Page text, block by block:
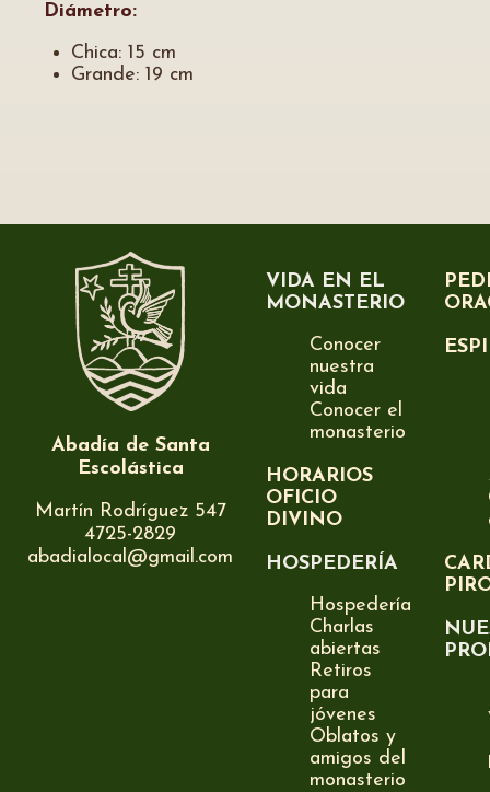
Diámetro:
Chica: 15 cm
Grande: 19 cm
Abadía de Santa
Escolástica
Martín Rodríguez 547
4725-2829
abadialocal@gmail.com
VIDA EN EL
MONASTERIO
Conocer
nuestra
vida
Conocer el
monasterio
HORARIOS
OFICIO
DIVINO
HOSPEDERÍA
Hospedería
Charlas
abiertas
Retiros
para
jóvenes
Oblatos y
amigos del
monasterio